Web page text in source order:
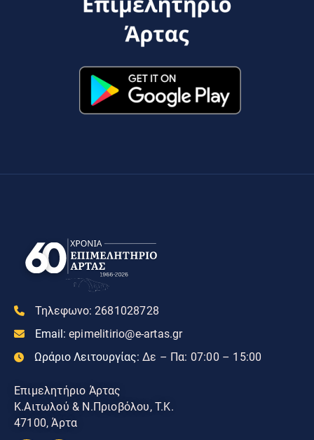
Τηλεφωνο: 2681028728
Email: epimelitirio@e-artas.gr
Ωράριο Λειτουργίας: Δε – Πα: 07:00 – 15:00
Επιμελητήριο Άρτας
Κ.Αιτωλού & Ν.Πριοβόλου, Τ.Κ.
47100, Άρτα